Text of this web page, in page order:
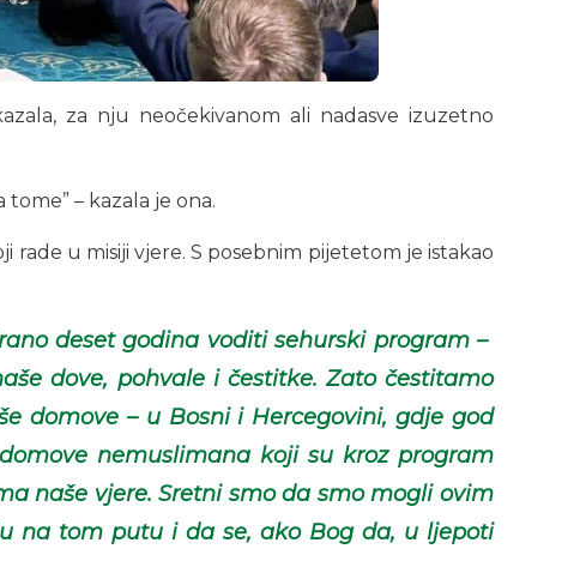
za nju neočekivanom ali nadasve izuzetno
– kazala je ona.
u misiji vjere. S posebnim pijetetom je istakao
deset godina voditi sehurski program –
dove, pohvale i čestitke. Zato čestitamo
domove – u Bosni i Hercegovini, gdje god
nemuslimana koji su kroz program
naše vjere. Sretni smo da smo mogli ovim
na tom putu i da se, ako Bog da, u ljepoti